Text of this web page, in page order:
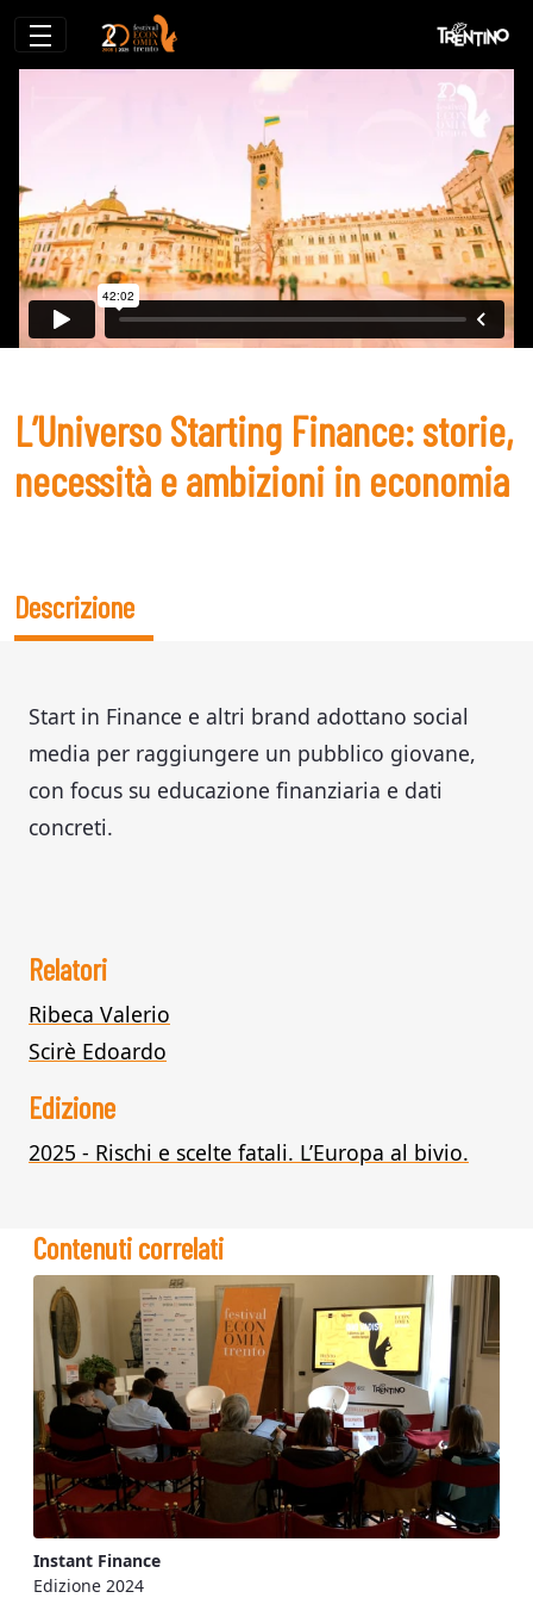
L’Universo Starting Finance: storie,
L’Universo Starting Finance: storie,
necessità e ambizioni in economia
Descrizione
Start in Finance e altri brand adottano social
media per raggiungere un pubblico giovane,
con focus su educazione finanziaria e dati
concreti.
Relatori
Ribeca Valerio
Scirè Edoardo
Edizione
2025 - Rischi e scelte fatali. L’Europa al bivio.
Contenuti correlati
Instant Finance
Edizione 2024